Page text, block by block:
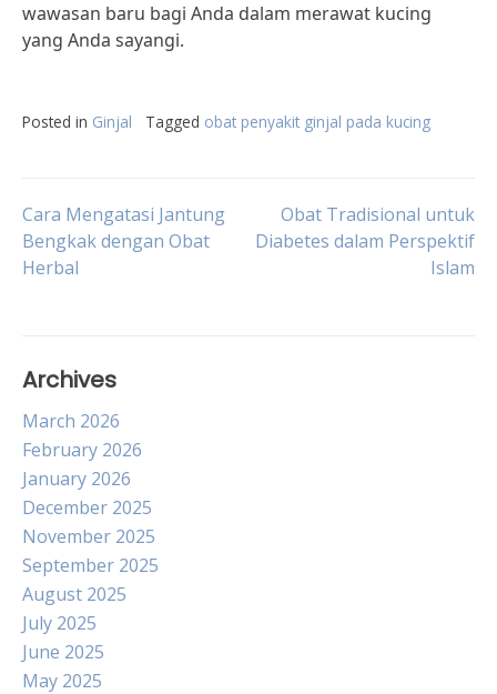
wawasan baru bagi Anda dalam merawat kucing
yang Anda sayangi.
Posted in Ginjal Tagged obat penyakit ginjal pada kucing
Post
navigation
Cara Mengatasi Jantung
Bengkak dengan Obat
Herbal
Obat Tradisional untuk
Diabetes dalam Perspektif
Islam
Archives
March 2026
February 2026
January 2026
December 2025
November 2025
September 2025
August 2025
July 2025
June 2025
May 2025